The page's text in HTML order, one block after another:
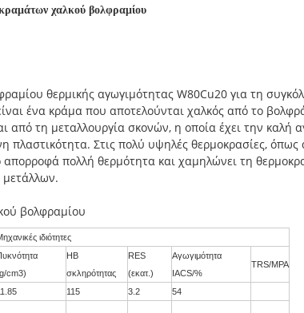
χαλκού βολφραμίου
θερμικής αγωγιμότητας W80Cu20 για τη
ένα κράμα που αποτελούνται χαλκός από το
από τη μεταλλουργία σκονών, η οποία έχει την καλή
πλαστικότητα. Στις πολύ υψηλές θερμοκρασίες,
απορροφά πολλή θερμότητα και χαμηλώνει τη
μετάλλων.
βολφραμίου
ιδιότητες
cm3)
HB
σκληρότητας
RES
(εκατ.)
Αγωγιμότητα
IACS/%
TRS/MPA
115 3.2 54